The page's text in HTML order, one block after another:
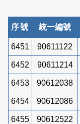
序號 統一編號
6451 90611122
6452 90611214
6453 90612038
6454 90612086
6455 90612522